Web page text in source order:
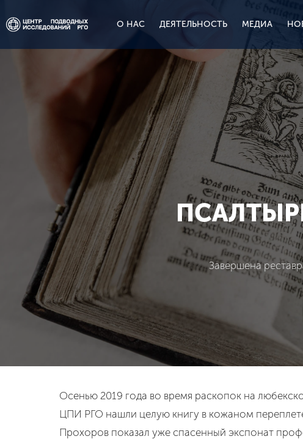
О НАС ДЕЯТЕЛЬНОСТЬ МЕДИА
Завершена
Осенью 2019 года во время раскопок на
ЦПИ РГО нашли целую книгу в кожаном
Прохоров показал уже спасенный экспонат